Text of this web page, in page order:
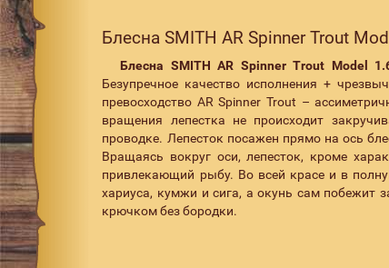
Блесна SMITH AR Spinner Trout
Блесна SMITH AR Spinner Trout Model
Безупречное качество исполнения +
превосходство AR Spinner Trout –
вращения лепестка не происходит
проводке. Лепесток посажен прямо на ось
Вращаясь вокруг оси, лепесток, кроме
привлекающий рыбу. Во всей красе и в
хариуса, кумжи и сига, а окунь сам побежит
крючком без бородки.